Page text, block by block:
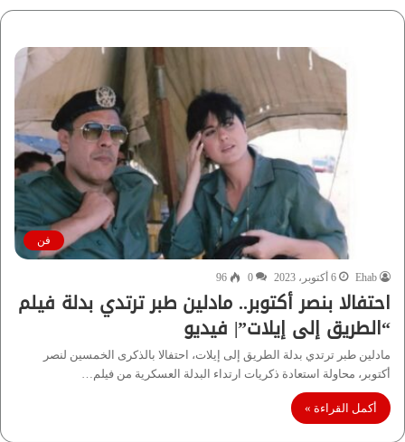
فن
Ehab 6 أكتوبر، 2023 0
96
احتفالا بنصر أكتوبر.. مادلين طبر ترتدي بدلة فيلم
“الطريق إلى إيلات”| فيديو
مادلين طبر ترتدي بدلة الطريق إلى إيلات، احتفالا بالذكرى الخمسين لنصر
أكتوبر، محاولة استعادة ذكريات ارتداء البدلة العسكرية من فيلم…
أكمل القراءة »